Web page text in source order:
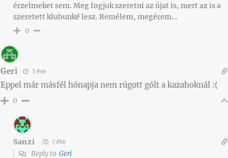
érzelmeket sem. Meg fogjuk szeretni az újat is, mert az is a
szeretett klubunké lesz. Remélem, megérem…
0
Geri 7 éve
Eppel már másfél hónapja nem rúgott gólt a kazahoknál :(
0
Sanzi 7 éve
Reply to Geri